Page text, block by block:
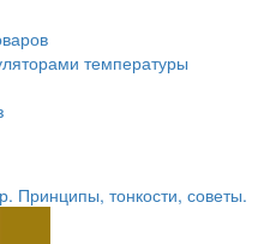
температуры
Принципы, тонкости, советы.